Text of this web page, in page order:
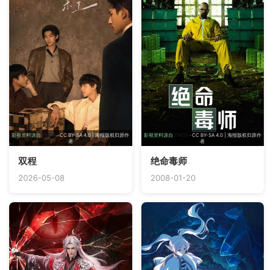
影视资料源自 TMDB· CC BY-SA 4.0 | 海报版权归原作
者
双程
2026-05-08
影视资料源自 TMDB· CC BY-SA 4.0 | 海报版权归原作
者
绝命毒师
2008-01-20